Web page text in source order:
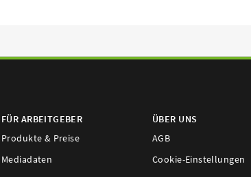
FÜR ARBEITGEBER
Produkte & Preise
Mediadaten
ÜBER UNS
AGB
Cookie-Einstellungen